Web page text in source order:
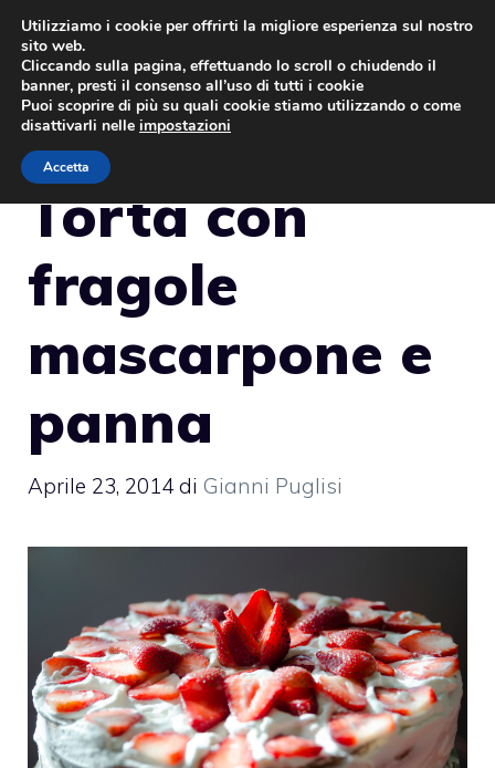
Vai
contenuto
Torta con
fragole
mascarpone e
panna
Aprile 23, 2014 di Gianni Puglisi
Utilizziamo i cookie per offrirti la migliore esperienza sul nostro
sito web.
Cliccando sulla pagina, effettuando lo scroll o chiudendo il
banner, presti il consenso all’uso di tutti i cookie
Puoi scoprire di più su quali cookie stiamo utilizzando o come
disattivarli nelle impostazioni
Accetta